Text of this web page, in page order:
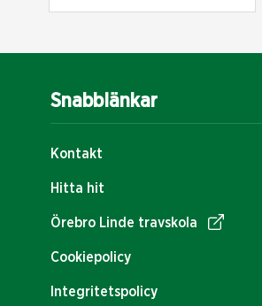
Snabblänkar
Kontakt
Hitta hit
Örebro Linde travskola
Cookiepolicy
Integritetspolicy